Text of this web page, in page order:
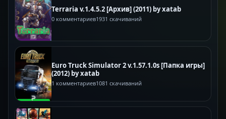
Terraria v.1.4.5.2 [Архив] (2011) by xatab
0 комментариев1931 скачиваний
Euro Truck Simulator 2 v.1.57.1.0s [Папка игры]
(2012) by xatab
1 комментариев1081 скачиваний